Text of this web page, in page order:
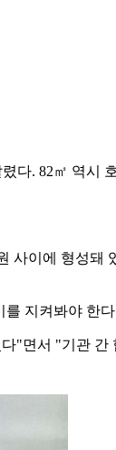
. 82㎡ 역시
사이에 형성
지켜봐야 한
"면서 "기관